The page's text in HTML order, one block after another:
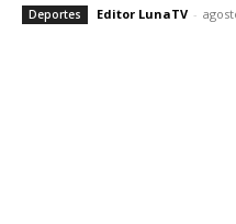
Deportes Editor LunaTV -